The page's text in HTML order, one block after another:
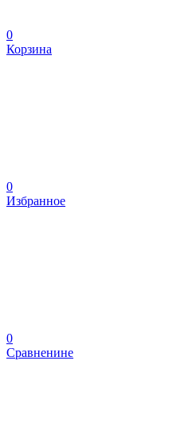
0
Корзина
0
Избранное
0
Сравненине